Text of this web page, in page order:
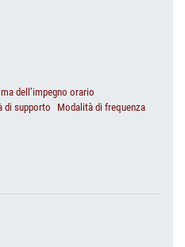
dell’impegno orario
di supporto
Modalità di frequenza